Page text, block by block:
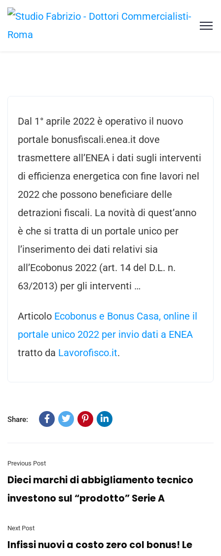
Dal 1° aprile 2022 è operativo il nuovo
portale bonusfiscali.enea.it dove
trasmettere all’ENEA i dati sugli interventi
di efficienza energetica con fine lavori nel
2022 che possono beneficiare delle
detrazioni fiscali. La novità di quest’anno
è che si tratta di un portale unico per
l’inserimento dei dati relativi sia
all’Ecobonus 2022 (art. 14 del D.L. n.
63/2013) per gli interventi …
Articolo Ecobonus e Bonus Casa, online il
portale unico 2022 per invio dati a ENEA
tratto da Lavorofisco.it.
Share:
Previous Post
Dieci marchi di abbigliamento tecnico
investono sul “prodotto” Serie A
Next Post
Infissi nuovi a costo zero col bonus! Le